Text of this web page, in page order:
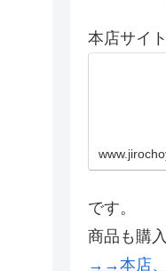
本店サイ
です。
商品も購
→→本店